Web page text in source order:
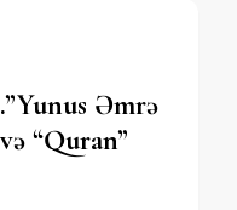
Əmrə
“Quran”